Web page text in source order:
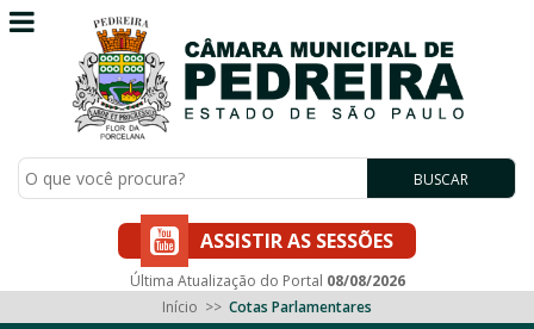
BUSCAR
ASSISTIR AS SESSÕES
Última Atualização do Portal 08/08/2026
Início >> Cotas Parlamentares